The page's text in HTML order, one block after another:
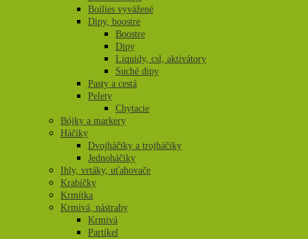
Boilies vyvážené
Dipy, boostre
Boostre
Dipy
Liquidy, csl, aktivátory
Suché dipy
Pasty a cestá
Pelety
Chytacie
Bójky a markery
Háčiky
Dvojháčiky a trojháčiky
Jednoháčiky
Ihly, vrtáky, uťahovače
Krabičky
Krmítka
Krmivá, nástrahy
Krmivá
Partikel